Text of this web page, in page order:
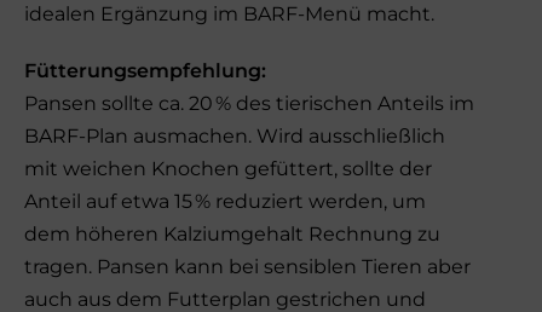
idealen Ergänzung im BARF-Menü macht.
Fütterungsempfehlung:
Pansen sollte ca. 20 % des tierischen Anteils im
BARF-Plan ausmachen. Wird ausschließlich
mit weichen Knochen gefüttert, sollte der
Anteil auf etwa 15 % reduziert werden, um
dem höheren Kalziumgehalt Rechnung zu
tragen. Pansen kann bei sensiblen Tieren aber
auch aus dem Futterplan gestrichen und